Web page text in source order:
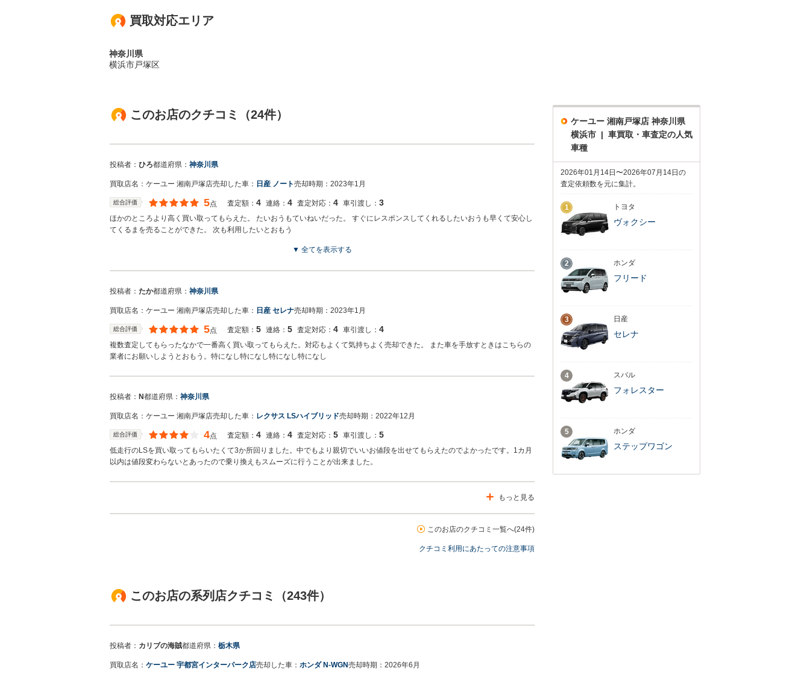
買取対応エリア
神奈川県
横浜市戸塚区
このお店のクチコミ（24件）
投稿者： ひろ都道府県： 神奈川県
買取店名： ケーユー 湘南戸塚店売却した車： 日産 ノート売却時期： 2023年1月
総合評価 5点 査定額： 4 連絡： 4 査定対応： 4 車引渡し： 3
ほかのところより高く買い取ってもらえた。 たいおうもていねいだった。 すぐにレスポンスしてくれるしたいおうも早くて安心し
てくるまを売ることができた。 次も利用したいとおもう
くださいませ
▼ 全てを表示する
投稿者： たか都道府県： 神奈川県
買取店名： ケーユー 湘南戸塚店売却した車： 日産 セレナ売却時期： 2023年1月
総合評価 5点 査定額： 5 連絡： 5 査定対応： 4 車引渡し： 4
複数査定してもらったなかで一番高く買い取ってもらえた。対応もよくて気持ちよく売却できた。 また車を手放すときはこちらの
業者にお願いしようとおもう。特になし特になし特になし特になし
投稿者： N都道府県： 神奈川県
買取店名： ケーユー 湘南戸塚店売却した車： レクサス LSハイブリッド売却時期： 2022年12月
総合評価 4点 査定額： 4 連絡： 4 査定対応： 5 車引渡し： 5
低走行のLSを買い取ってもらいたくて3か所回りました。中でもより親切でいいお値段を出せてもらえたのでよかったです。1カ月
以内は値段変わらないとあったので乗り換えもスムーズに行うことが出来ました。
もっと見る
このお店のクチコミ一覧へ(24件)
クチコミ利用にあたっての注意事項
このお店の系列店クチコミ（243件）
投稿者： カリブの海賊都道府県： 栃木県
買取店名： ケーユー 宇都宮インターパーク店売却した車： ホンダ N-WGN売却時期： 2026年6月
ケーユー 湘南戸塚店 神奈川県
横浜市 | 車買取・車査定の人気
車種
2026年01月14日〜2026年07月14日の
査定依頼数を元に集計。
トヨタ
ヴォクシー
1
ホンダ
フリード
2
日産
セレナ
3
スバル
フォレスター
4
ホンダ
ステップワゴン
5